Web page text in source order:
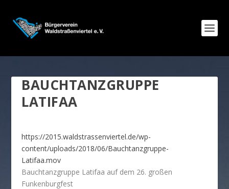
BAUCHTANZGRUPPE
LATIFAA
https://2015.waldstrassenviertel.de/wp-
content/uploads/2018/06/Bauchtanzgruppe-
Latifaa.mov
Bauchtanzgruppe Latifaa auf dem 26. großen
Funkenburgfest